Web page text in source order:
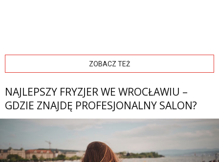
ZOBACZ TEŻ
NAJLEPSZY FRYZJER WE WROCŁAWIU –
GDZIE ZNAJDĘ PROFESJONALNY SALON?